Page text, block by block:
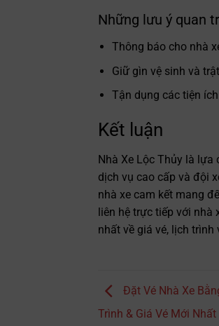
Những lưu ý quan
Thông báo cho nhà
Giữ gìn vệ sinh và
Tận dụng các tiện
Kết luận
Nhà Xe Lộc Thủy là
dịch vụ cao cấp và đội
nhà xe cam kết mang
liên hệ trực tiếp với nhà
nhất về giá vé, lịch
Đặt Vé Nhà Xe
Trình & Giá Vé Mới Nhất